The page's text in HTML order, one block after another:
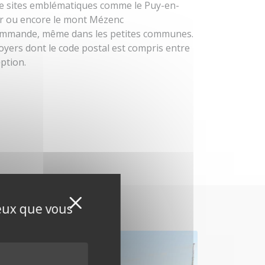
que vousXMasquer le bandeau
sites emblématiques comme le Puy-en-
ou encore le mont Mézenc
même dans les petites communes.
dont le code postal est compris entre